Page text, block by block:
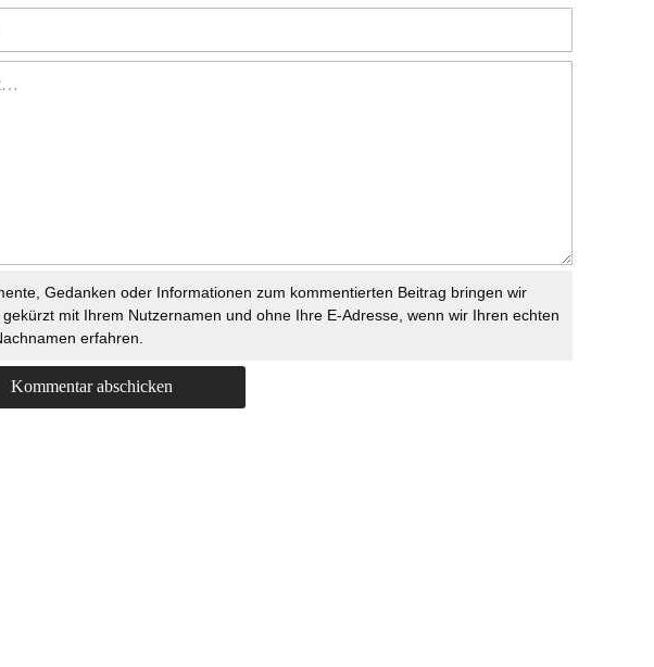
Gedanken oder Informationen zum kommentierten Beitrag bringen wir
mit Ihrem Nutzernamen und ohne Ihre E-Adresse, wenn wir Ihren echten
erfahren.